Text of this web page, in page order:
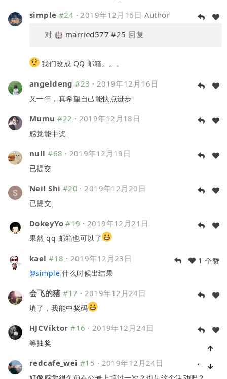
simple #24 · 2019年12月16日 Author
对
married577 #25 回复
我们改成 QQ 邮箱。。。
angeldeng #23 · 2019年12月16日
又一年，真希望自己能快点进步
Mumu #22 · 2019年12月18日
感觉能中奖
null #68 · 2019年12月19日
已提交
Neil Shi #20 · 2019年12月20日
已提交
DokeyYo #19 · 2019年12月21日
果然 qq 邮箱也可以了
kael #18 · 2019年12月23日
1 个赞
@simple什么时候出结果
会飞的猪 #17 · 2019年12月24日
填了，我能中奖码
HJCViktor #16 · 2019年12月24日
等抽奖
redcafe_wei #15 · 2019年12月24日